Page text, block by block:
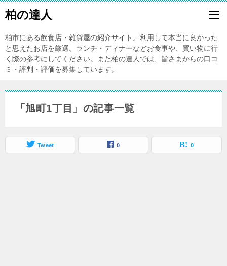
柏の達人
柏市にある飲食店・雑貨屋の紹介サイト。利用して本当に良かった
と思えたお店を厳選。ランチ・ディナーなどお食事や、買い物に行
く際の参考にしてください。また柏の達人では、皆さまからの口コ
ミ・評判・評価を募集しています。
「旭町1丁目」の記事一覧
Tweet 0 0